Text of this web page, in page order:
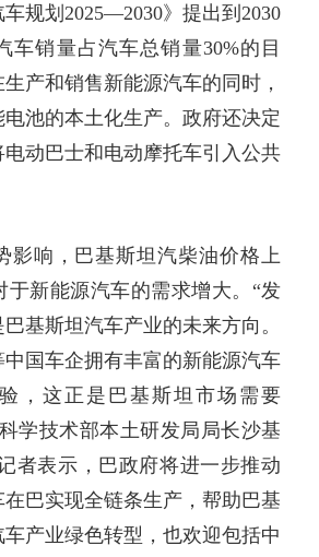
规划2025—2030》提出到2030
车销量占汽车总销量30%的目
产和销售新能源汽车的同时，
池的本土化生产。政府还决定
动巴士和电动摩托车引入公共
响，巴基斯坦汽柴油价格上
于新能源汽车的需求增大。“发
基斯坦汽车产业的未来方向。
国车企拥有丰富的新能源汽车
，这正是巴基斯坦市场需要
学技术部本土研发局局长沙基
者表示，巴政府将进一步推动
巴实现全链条生产，帮助巴基
产业绿色转型，也欢迎包括中